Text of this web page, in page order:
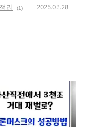
리 (1) 2025.03.28